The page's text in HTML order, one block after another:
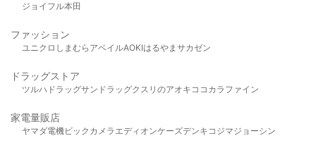
ジョイフル本田
ファッション
ユニクロ しまむら アベイルAOKIはるやま サカゼン
ドラッグストア
ツルハドラッグサンドラッグクスリのアオキ ココカラファイン
家電量販店
ヤマダ電機ビックカメラ エディオンケーズデンキ コジマジョーシン